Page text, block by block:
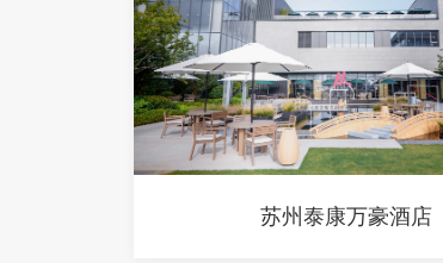
苏州泰康万豪酒店